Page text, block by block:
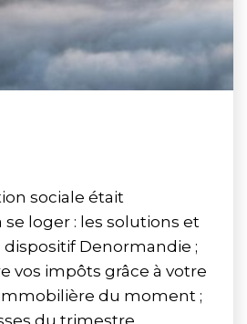
sociale était
se loger : les solutions et
Denormandie ;
vos impôts grâce à votre
du moment ;